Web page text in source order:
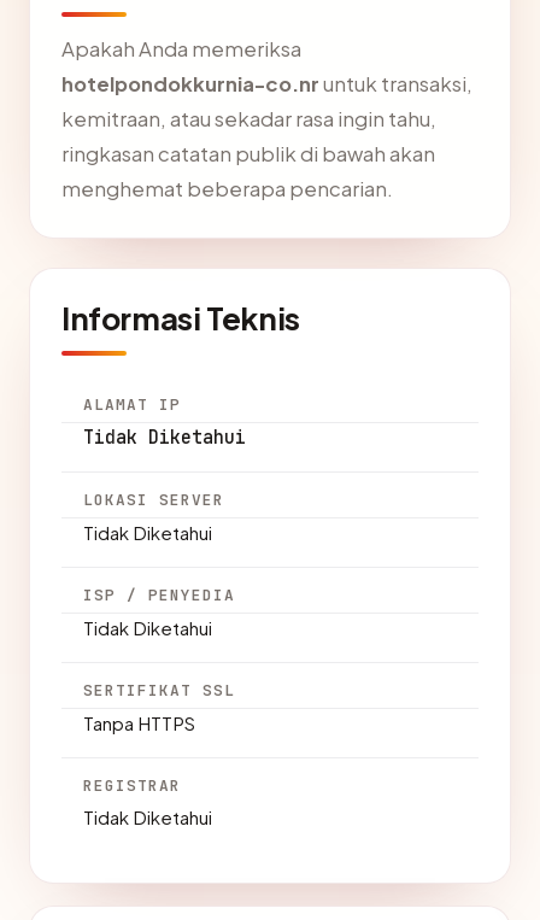
Apakah Anda memeriksa
hotelpondokkurnia-co.nruntuk transaksi,
kemitraan, atau sekadar rasa ingin tahu,
ringkasan catatan publik di bawah akan
menghemat beberapa pencarian.
Informasi Teknis
ALAMAT IP
Tidak Diketahui
LOKASI SERVER
Tidak Diketahui
ISP / PENYEDIA
Tidak Diketahui
SERTIFIKAT SSL
Tanpa HTTPS
REGISTRAR
Tidak Diketahui